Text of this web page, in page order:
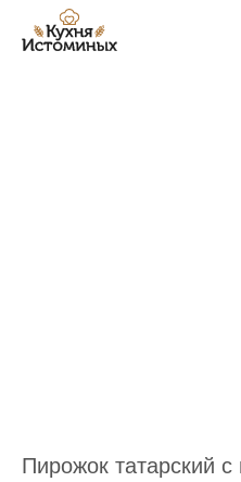
Пирожок татарский